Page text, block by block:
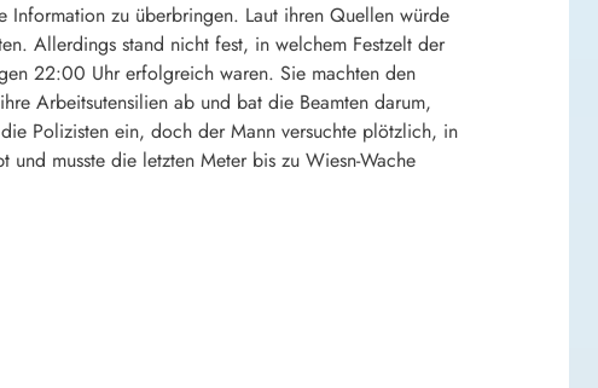
zu überbringen. Laut ihren Quellen würde
Allerdings stand nicht fest, in welchem Festzelt der
22:00 Uhr erfolgreich waren. Sie machten den
Arbeitsutensilien ab und bat die Beamten darum,
Polizisten ein, doch der Mann versuchte plötzlich, in
musste die letzten Meter bis zu Wiesn-Wache